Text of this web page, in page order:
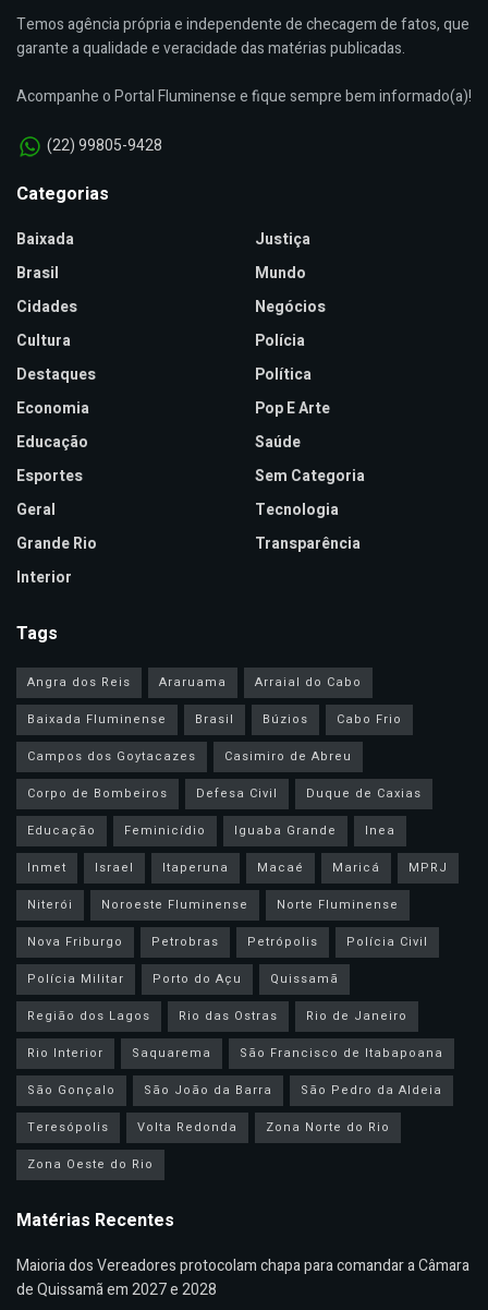
Temos agência própria e independente de checagem de fatos, que
garante a qualidade e veracidade das matérias publicadas.
Acompanhe o Portal Fluminense e fique sempre bem informado(a)!
(22) 99805-9428
Categorias
Baixada
Brasil
Cidades
Cultura
Destaques
Economia
Educação
Esportes
Geral
Grande Rio
Interior
Justiça
Mundo
Negócios
Polícia
Política
Pop E Arte
Saúde
Sem Categoria
Tecnologia
Transparência
Tags
Angra dos Reis Araruama
Arraial do Cabo
Baixada Fluminense
Brasil Búzios
Cabo Frio
Campos dos Goytacazes
Casimiro de Abreu
Corpo de Bombeiros
Defesa Civil
Duque de Caxias
Educação
Feminicídio Iguaba Grande
Inea
Inmet
Israel Itaperuna Macaé Maricá
MPRJ
Niterói
Noroeste Fluminense
Norte Fluminense
Nova Friburgo
Petrobras Petrópolis
Polícia Civil
Polícia Militar
Porto do Açu
Quissamã
Região dos Lagos
Rio das Ostras
Rio de Janeiro
Rio Interior
Saquarema
São Francisco de Itabapoana
São Gonçalo
São João da Barra
São Pedro da Aldeia
Teresópolis
Volta Redonda
Zona Norte do Rio
Zona Oeste do Rio
Matérias Recentes
Maioria dos Vereadores protocolam chapa para comandar a Câmara
de Quissamã em 2027 e 2028